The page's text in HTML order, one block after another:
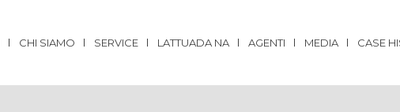
CHI SIAMO SERVICE LATTUADA NA AGENTI MEDIA CASE